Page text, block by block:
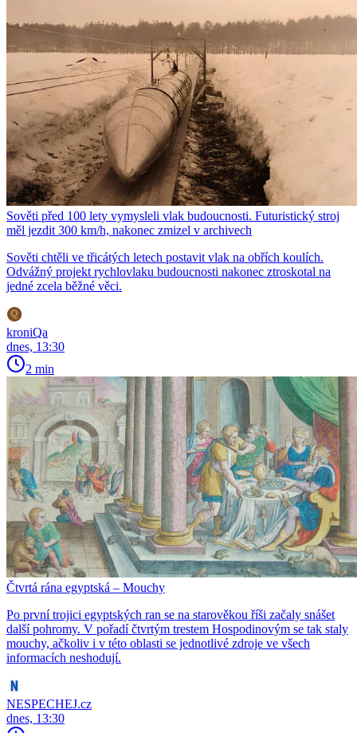
Sověti před 100 lety vymysleli vlak budoucnosti. Futuristický stroj
měl jezdit 300 km/h, nakonec zmizel v archivech
Sověti chtěli ve třicátých letech postavit vlak na obřích koulích.
Odvážný projekt rychlovlaku budoucnosti nakonec ztroskotal na
jedné zcela běžné věci.
kroniQa
dnes, 13:30
2 min
Čtvrtá rána egyptská – Mouchy
Po první trojici egyptských ran se na starověkou říši začaly snášet
další pohromy. V pořadí čtvrtým trestem Hospodinovým se tak staly
mouchy, ačkoliv i v této oblasti se jednotlivé zdroje ve všech
informacích neshodují.
NESPECHEJ.cz
dnes, 13:30